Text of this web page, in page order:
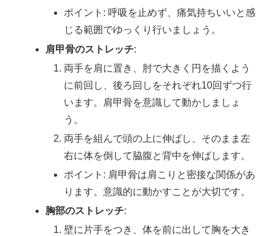
ポイント: 呼吸を止めず、痛気持ちいいと感
じる範囲でゆっくり行いましょう。
肩甲骨のストレッチ:
両手を肩に置き、肘で大きく円を描くよう
に前回し、後ろ回しをそれぞれ10回ずつ行
います。肩甲骨を意識して動かしましょ
う。
両手を組んで頭の上に伸ばし、そのまま左
右に体を倒して脇腹と背中を伸ばします。
ポイント: 肩甲骨は肩こりと密接な関係があ
ります。意識的に動かすことが大切です。
胸部のストレッチ:
壁に片手をつき、体を前に出して胸を大き